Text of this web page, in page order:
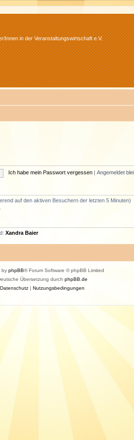
Innen in der Veranstaltungswirtschaft e.V.
Ich habe mein Passwort vergessen Angemeldet
auf den aktiven Besuchern der letzten 5 Minuten)
Xandra Baier
by phpBB® Forum Software © phpBB Limited
Übersetzung durch phpBB.de
Datenschutz| Nutzungsbedingungen